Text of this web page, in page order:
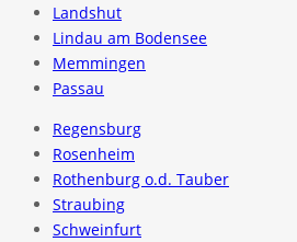
Landshut
Lindau am Bodensee
Memmingen
Passau
Regensburg
Rosenheim
Rothenburg o.d. Tauber
Straubing
Schweinfurt